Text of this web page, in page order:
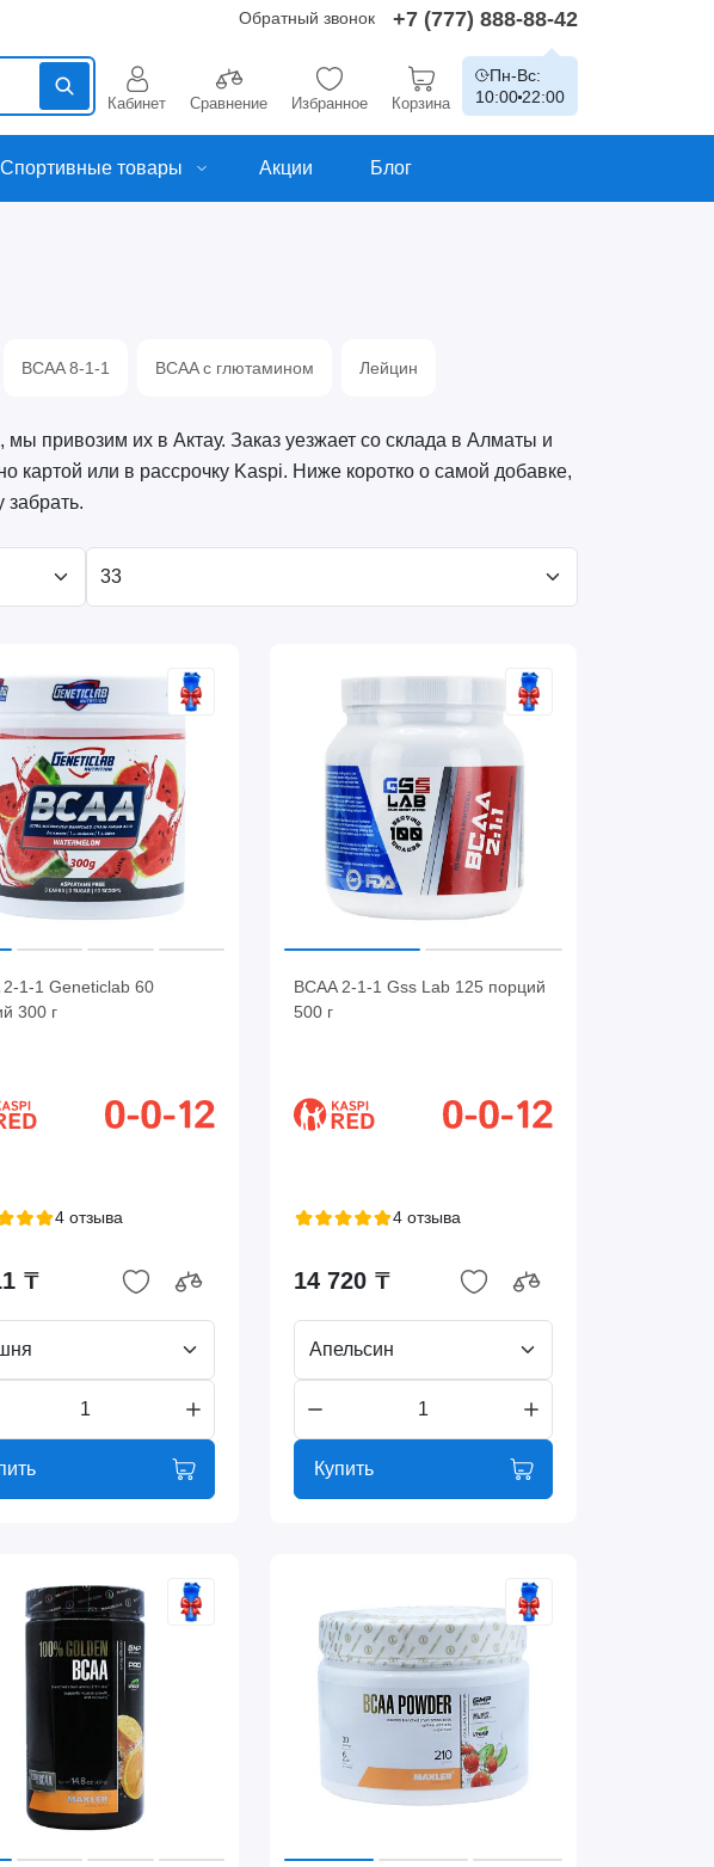
Обратный звонок +7 (777) 888-88-42
Кабинет Сравнение Избранное Корзина
Пн-Вс:
10:00 22:00
Спортивные товары Акции Блог
BCAA 8-1-1 BCAA с глютамином Лейцин
привозим их в Актау. Заказ уезжает со склада в Алматы и
картой или в рассрочку Kaspi. Ниже коротко о самой добавке,
забрать.
2-1-1 Geneticlab 60
300 г
4 отзыва
₸
BCAA 2-1-1 Gss Lab 125 порций
500 г
4 отзыва
14 720 ₸
Апельсин
Купить